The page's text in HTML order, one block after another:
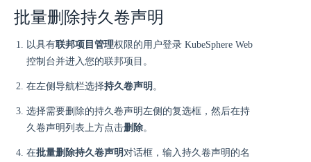
批量删除持久卷声明
以具有联邦项目管理权限的用户登录 KubeSphere Web
控制台并进入您的联邦项目。
在左侧导航栏选择持久卷声明 。
选择需要删除的持久卷声明左侧的复选框，然后在持
久卷声明列表上方点击删除。
在批量删除持久卷声明对话框，输入持久卷声明的名